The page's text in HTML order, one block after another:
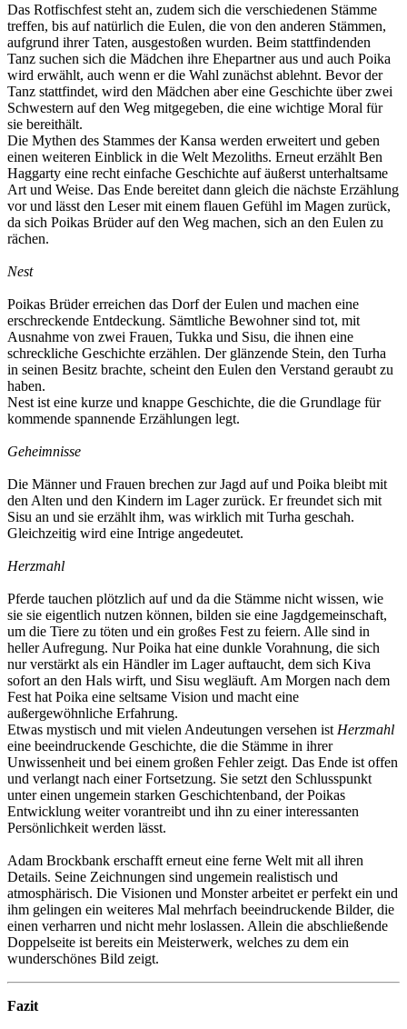
Das Rotfischfest steht an, zudem sich die verschiedenen Stämme
treffen, bis auf natürlich die Eulen, die von den anderen Stämmen,
aufgrund ihrer Taten, ausgestoßen wurden. Beim stattfindenden
Tanz suchen sich die Mädchen ihre Ehepartner aus und auch Poika
wird erwählt, auch wenn er die Wahl zunächst ablehnt. Bevor der
Tanz stattfindet, wird den Mädchen aber eine Geschichte über zwei
Schwestern auf den Weg mitgegeben, die eine wichtige Moral für
sie bereithält.
Die Mythen des Stammes der Kansa werden erweitert und geben
einen weiteren Einblick in die Welt Mezoliths. Erneut erzählt Ben
Haggarty eine recht einfache Geschichte auf äußerst unterhaltsame
Art und Weise. Das Ende bereitet dann gleich die nächste Erzählung
vor und lässt den Leser mit einem flauen Gefühl im Magen zurück,
da sich Poikas Brüder auf den Weg machen, sich an den Eulen zu
rächen.
Nest
Poikas Brüder erreichen das Dorf der Eulen und machen eine
erschreckende Entdeckung. Sämtliche Bewohner sind tot, mit
Ausnahme von zwei Frauen, Tukka und Sisu, die ihnen eine
schreckliche Geschichte erzählen. Der glänzende Stein, den Turha
in seinen Besitz brachte, scheint den Eulen den Verstand geraubt zu
haben.
Nest ist eine kurze und knappe Geschichte, die die Grundlage für
kommende spannende Erzählungen legt.
Geheimnisse
Die Männer und Frauen brechen zur Jagd auf und Poika bleibt mit
den Alten und den Kindern im Lager zurück. Er freundet sich mit
Sisu an und sie erzählt ihm, was wirklich mit Turha geschah.
Gleichzeitig wird eine Intrige angedeutet.
Herzmahl
Pferde tauchen plötzlich auf und da die Stämme nicht wissen, wie
sie sie eigentlich nutzen können, bilden sie eine Jagdgemeinschaft,
um die Tiere zu töten und ein großes Fest zu feiern. Alle sind in
heller Aufregung. Nur Poika hat eine dunkle Vorahnung, die sich
nur verstärkt als ein Händler im Lager auftaucht, dem sich Kiva
sofort an den Hals wirft, und Sisu wegläuft. Am Morgen nach dem
Fest hat Poika eine seltsame Vision und macht eine
außergewöhnliche Erfahrung.
Etwas mystisch und mit vielen Andeutungen versehen ist Herzmahl
eine beeindruckende Geschichte, die die Stämme in ihrer
Unwissenheit und bei einem großen Fehler zeigt. Das Ende ist offen
und verlangt nach einer Fortsetzung. Sie setzt den Schlusspunkt
unter einen ungemein starken Geschichtenband, der Poikas
Entwicklung weiter vorantreibt und ihn zu einer interessanten
Persönlichkeit werden lässt.
Adam Brockbank erschafft erneut eine ferne Welt mit all ihren
Details. Seine Zeichnungen sind ungemein realistisch und
atmosphärisch. Die Visionen und Monster arbeitet er perfekt ein und
ihm gelingen ein weiteres Mal mehrfach beeindruckende Bilder, die
einen verharren und nicht mehr loslassen. Allein die abschließende
Doppelseite ist bereits ein Meisterwerk, welches zu dem ein
wunderschönes Bild zeigt.
Fazit